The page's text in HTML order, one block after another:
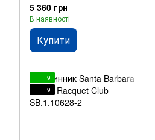
5 360 грн
В наявності
Купити
9
9